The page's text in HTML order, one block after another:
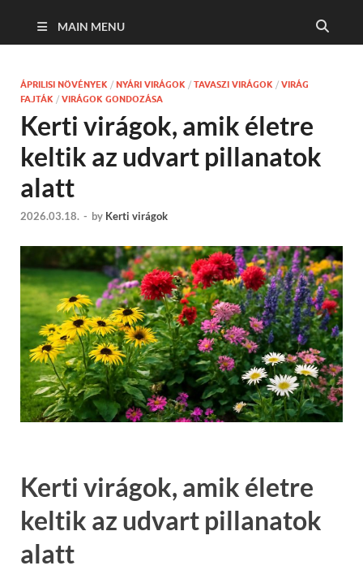
MAIN MENU
ÁPRILISI NÖVÉNYEK / NYÁRI VIRÁGOK / TAVASZI VIRÁGOK / VIRÁG
FAJTÁK / VIRÁGOK GONDOZÁSA
Kerti virágok, amik életre
keltik az udvart pillanatok
alatt
2026.03.18. - by Kerti virágok
Kerti virágok, amik életre
keltik az udvart pillanatok
alatt